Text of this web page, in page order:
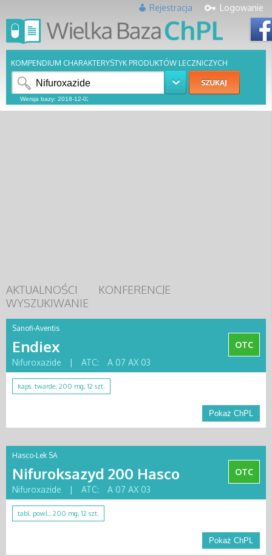
Logowanie
Rejestracja
KOMPENDIUM CHARAKTERYSTYK PRODUKTÓW LECZNICZYCH
AKTUALNOŚCI
KONFERENCJE
WYSZUKIWANIE
Sanofi-Aventis
Endiex
OTC
Nifuroxazide
| ATC: A 07 AX 03
kaps. twarde; 200 mg, 12 szt.
Pokaż ChPL
Hasco-Lek SA
Nifuroksazyd 200 Hasco
OTC
Nifuroxazide
| ATC: A 07 AX 03
tabl. powl.; 200 mg, 12 szt.
Pokaż ChPL